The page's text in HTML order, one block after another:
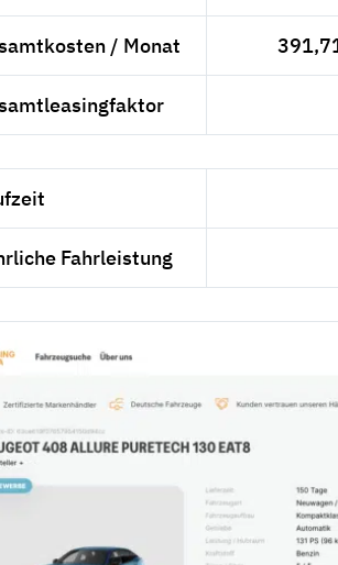
/ Monat
Fahrleistung